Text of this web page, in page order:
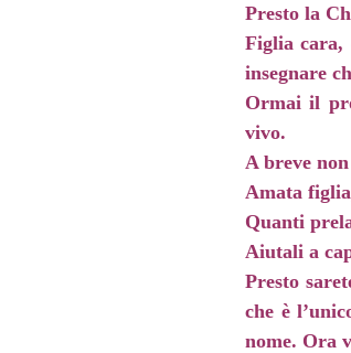
Presto la
Figlia cara,
insegnare
Ormai il
vivo.
A breve
Amata
Quanti
Aiutali a
Presto
che è
nome. Ora